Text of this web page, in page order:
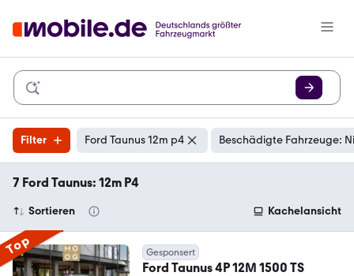
Filter Ford Taunus 12m p4 Beschädigte Fahrzeuge:
7 Ford Taunus: 12m P4
Sortieren Kachelansicht
Top Gesponsert
Ford Taunus 4P 12M 1500 TS